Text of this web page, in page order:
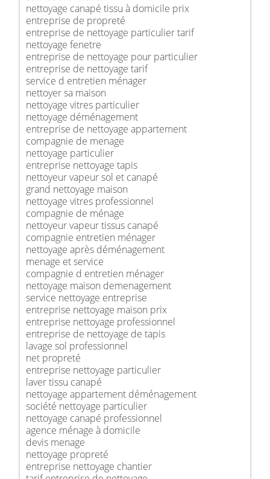
nettoyage canapé tissu à domicile prix
entreprise de propreté
entreprise de nettoyage particulier tarif
nettoyage fenetre
entreprise de nettoyage pour particulier
entreprise de nettoyage tarif
service d entretien ménager
nettoyer sa maison
nettoyage vitres particulier
nettoyage déménagement
entreprise de nettoyage appartement
compagnie de menage
nettoyage particulier
entreprise nettoyage tapis
nettoyeur vapeur sol et canapé
grand nettoyage maison
nettoyage vitres professionnel
compagnie de ménage
nettoyeur vapeur tissus canapé
compagnie entretien ménager
nettoyage après déménagement
menage et service
compagnie d entretien ménager
nettoyage maison demenagement
service nettoyage entreprise
entreprise nettoyage maison prix
entreprise nettoyage professionnel
entreprise de nettoyage de tapis
lavage sol professionnel
net propreté
entreprise nettoyage particulier
laver tissu canapé
nettoyage appartement déménagement
société nettoyage particulier
nettoyage canapé professionnel
agence ménage à domicile
devis menage
nettoyage propreté
entreprise nettoyage chantier